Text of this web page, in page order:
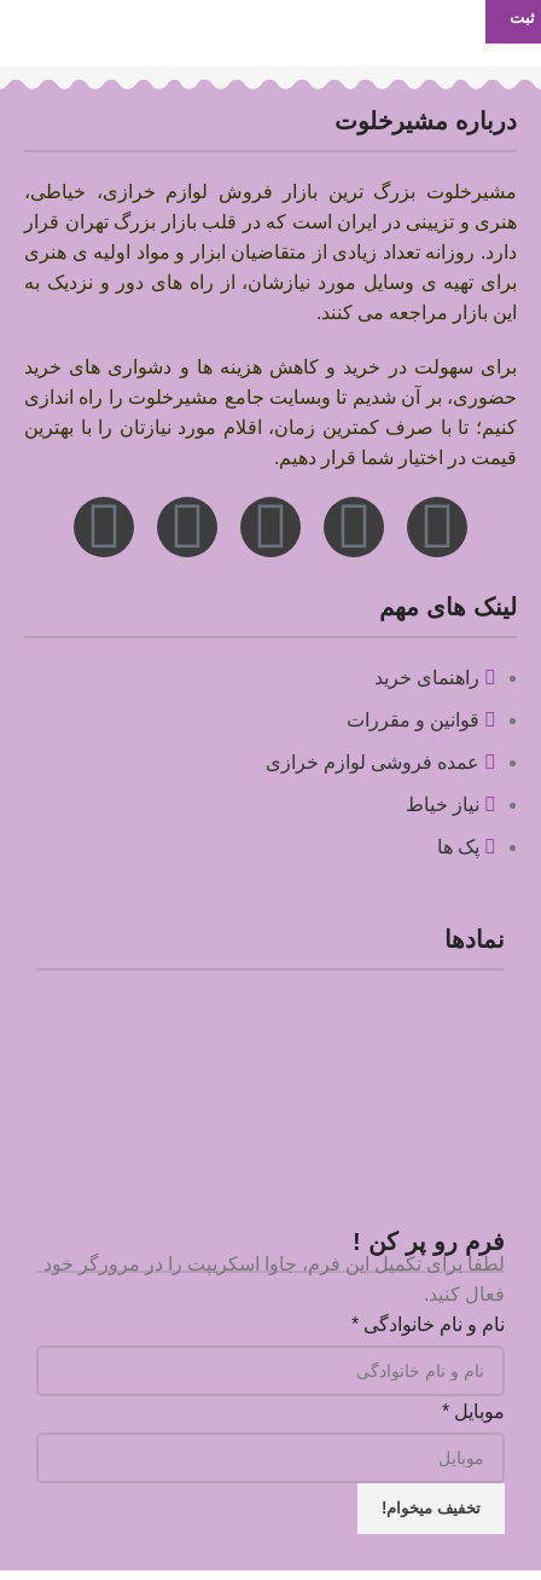
درباره مشیرخلوت
مشیرخلوت بزرگ ترین بازار فروش لوازم خرازی، خیاطی،
هنری و تزیینی در ایران است که در قلب بازار بزرگ تهران قرار
دارد. روزانه تعداد زیادی از متقاضیان ابزار و مواد اولیه ی هنری
برای تهیه ی وسایل مورد نیازشان، از راه های دور و نزدیک به
این بازار مراجعه می کنند.
برای سهولت در خرید و کاهش هزینه ها و دشواری های خرید
حضوری، بر آن شدیم تا وبسایت جامع مشیرخلوت را راه اندازی
کنیم؛ تا با صرف کمترین زمان، اقلام مورد نیازتان را با بهترین
قیمت در اختیار شما قرار دهیم.
لینک های مهم
راهنمای خرید
قوانین و مقررات
عمده فروشی لوازم خرازی
نیاز خیاط
پک ها
نمادها
فرم رو پر کن !
لطفا برای تکمیل این فرم، جاوا اسکریپت را در مرورگر خود
فعال کنید.
نام و نام خانوادگی *
موبایل *
تخفیف میخوام!